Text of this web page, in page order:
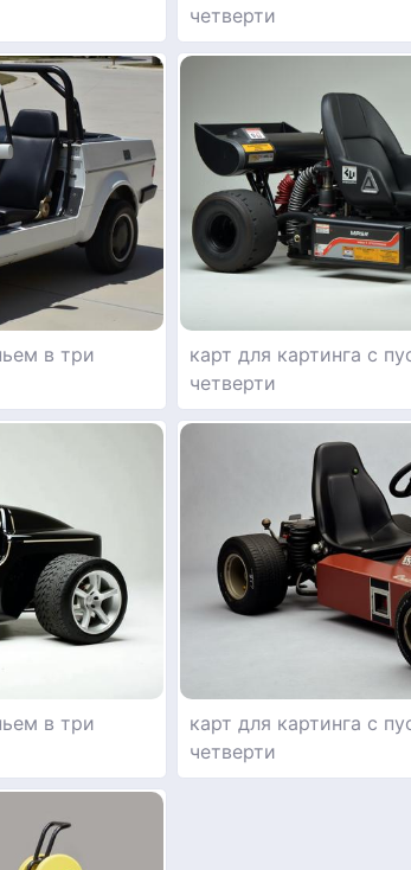
в три
в три
четверти
карт для картинга с
четверти
карт для картинга с
четверти